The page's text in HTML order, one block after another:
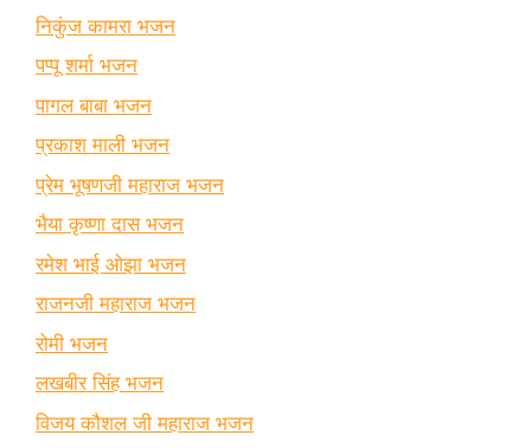
निकुंज कामरा भजन
पप्पू शर्मा भजन
पागल बाबा भजन
प्रकाश माली भजन
प्रेम भूषणजी महाराज भजन
भैया कृष्णा दास भजन
रमेश भाई ओझा भजन
राजनजी महाराज भजन
रोमी भजन
लखबीर सिंह भजन
विजय कौशल जी महाराज भजन